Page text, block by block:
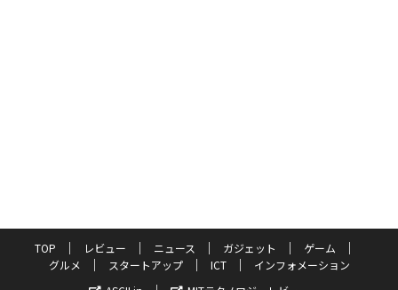
TOP レビュー ニュース ガジェット
ゲーム
グルメ
スタートアップ ICT
インフォメーション